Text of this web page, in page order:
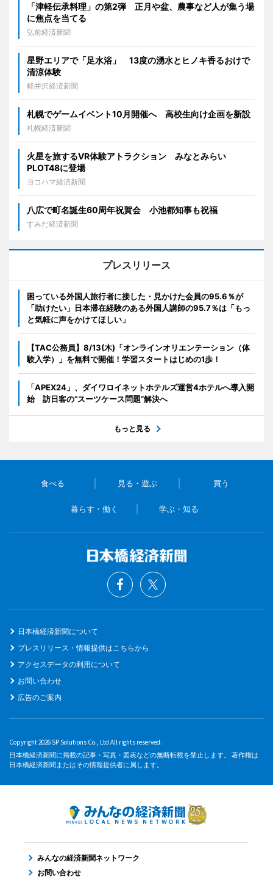
「津軽伝承料理」の第2弾 正月や盆、農事など人が集う場
に焦点を当てる
弘前経済新聞
星野エリアで「足水浴」 13度の湧水とヒノキ香るおけで
清涼体験
軽井沢経済新聞
札幌でゲームイベント10月開催へ 高校生向け企画を新設
札幌経済新聞
火星を旅するVR体験アトラクション みなとみらい
PLOT48に登場
ヨコハマ経済新聞
八広で町名誕生60周年祝賀会 小池都知事も祝福
すみだ経済新聞
プレスリリース
困っている外国人旅行者に接した・見かけた会員の95.6％が
「助けたい」日本滞在経験のある外国人講師の95.7％は「もっ
と気軽に声をかけてほしい」
【TAC公務員】8/13(木)「オンラインオリエンテーション（体
験入学）」を無料で開催！学習スタートはじめの1歩！
「APEX24」、ダイワロイネットホテルズ運営4ホテルへ導入開
始 訪日客の“スーツケース問題”解決へ
もっと見る
食べる 見る・遊ぶ 買う
暮らす・働く 学ぶ・知る
日本橋経済新聞について
プレスリリース・情報提供はこちらから
アクセスデータの利用について
お問い合わせ
広告のご案内
Copyright 2026 SP Solutions Co., Ltd All rights reserved.
日本橋経済新聞に掲載の記事・写真・図表などの無断転載を禁止します。 著作権は
日本橋経済新聞またはその情報提供者に属します。
みんなの経済新聞ネットワーク
お問い合わせ